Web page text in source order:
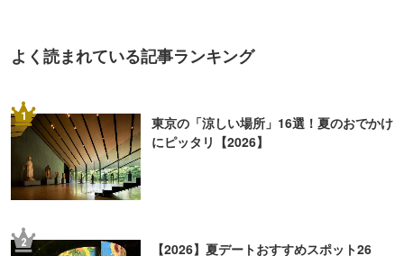
よく読まれている記事ランキング
1
東京の「涼しい場所」16選！夏のおでかけ
にピッタリ【2026】
2
【2026】夏デートおすすめスポット26